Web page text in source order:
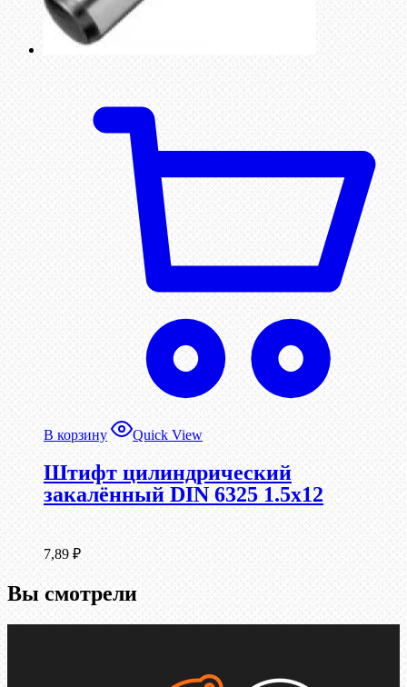
В корзину Quick View
Штифт цилиндрический
закалённый DIN 6325 1.5х12
7,89 ₽
Вы смотрели